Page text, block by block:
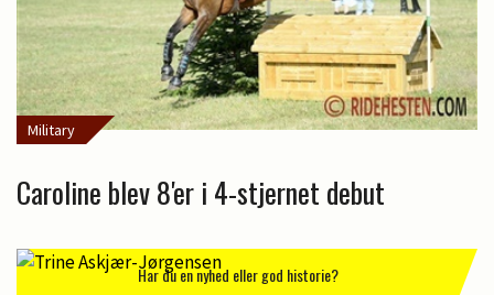
Military
Caroline blev 8'er i 4-stjernet debut
Har du en nyhed eller god historie?